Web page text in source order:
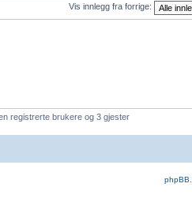
Vis innlegg fra forrige:
registrerte brukere og 3 gjester